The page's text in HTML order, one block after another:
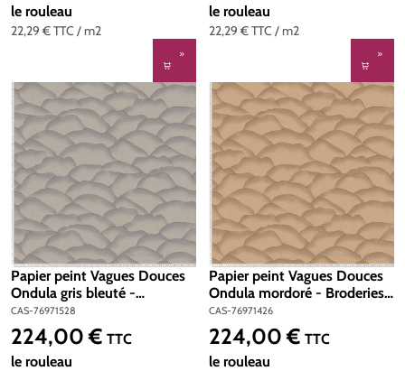
22,29 €TTC / m2
le rouleau
22,29 €TTC / m2
le rouleau
Papier peint Vagues Douces
Ondula gris bleuté -
Broderies de Casamance |
Réf. CAS-76971528
CAS-76971528
Prix régulier :
224,00 € TTC
le rouleau
Papier peint Vagues Douces
Ondula mordoré - Broderies
de Casamance | Réf. CAS-
76971426
CAS-76971426
Prix régulier :
224,00 € TTC
le rouleau